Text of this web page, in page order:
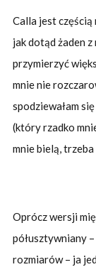
Calla jest
jak dotąd żaden
przymierzyć
mnie nie
spodziewałam
(który rzadko
mnie bielą,
Oprócz wersji
półusztywniany –
rozmiarów – ja